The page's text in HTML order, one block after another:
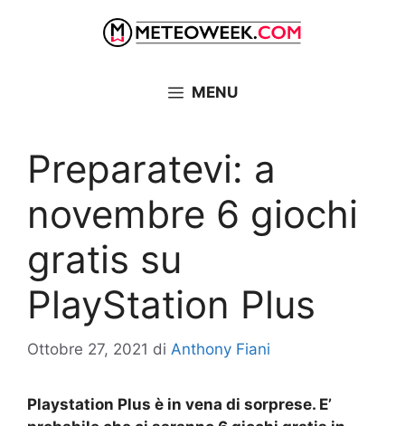
MENU
Preparatevi: a
novembre 6 giochi
gratis su
PlayStation Plus
Ottobre 27, 2021 di Anthony Fiani
Playstation Plus è in vena di sorprese. E’